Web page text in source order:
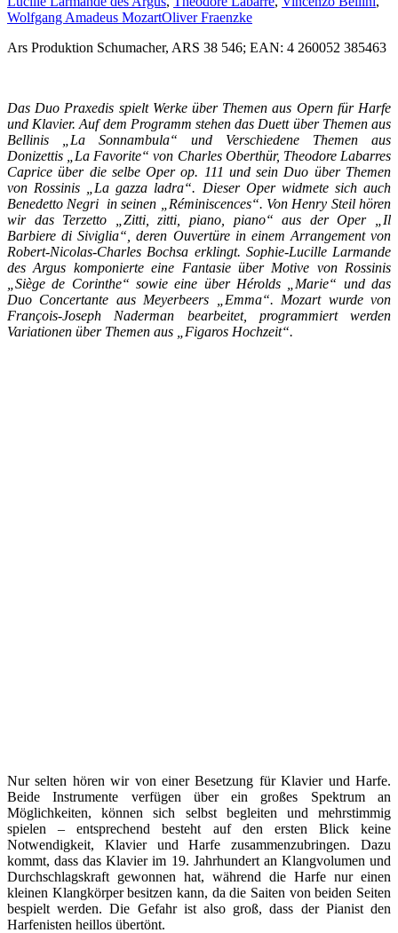
Wolfgang Amadeus MozartOliver Fraenzke
Ars Produktion Schumacher, ARS 38 546; EAN: 4 260052 385463
Das Duo Praxedis spielt Werke über Themen aus Opern für Harfe
und Klavier. Auf dem Programm stehen das Duett über Themen aus
Bellinis „La Sonnambula“ und Verschiedene Themen aus
Donizettis „La Favorite“ von Charles Oberthür, Theodore Labarres
Caprice über die selbe Oper op. 111 und sein Duo über Themen
von Rossinis „La gazza ladra“. Dieser Oper widmete sich auch
Benedetto Negri in seinen „Réminiscences“. Von Henry Steil hören
wir das Terzetto „Zitti, zitti, piano, piano“ aus der Oper „Il
Barbiere di Siviglia“, deren Ouvertüre in einem Arrangement von
Robert-Nicolas-Charles Bochsa erklingt. Sophie-Lucille Larmande
des Argus komponierte eine Fantasie über Motive von Rossinis
„Siège de Corinthe“ sowie eine über Hérolds „Marie“ und das
Duo Concertante aus Meyerbeers „Emma“. Mozart wurde von
François-Joseph Naderman bearbeitet, programmiert werden
Variationen über Themen aus „Figaros Hochzeit“.
Nur selten hören wir von einer Besetzung für Klavier und Harfe.
Beide Instrumente verfügen über ein großes Spektrum an
Möglichkeiten, können sich selbst begleiten und mehrstimmig
spielen – entsprechend besteht auf den ersten Blick keine
Notwendigkeit, Klavier und Harfe zusammenzubringen. Dazu
kommt, dass das Klavier im 19. Jahrhundert an Klangvolumen und
Durchschlagskraft gewonnen hat, während die Harfe nur einen
kleinen Klangkörper besitzen kann, da die Saiten von beiden Seiten
bespielt werden. Die Gefahr ist also groß, dass der Pianist den
Harfenisten heillos übertönt.